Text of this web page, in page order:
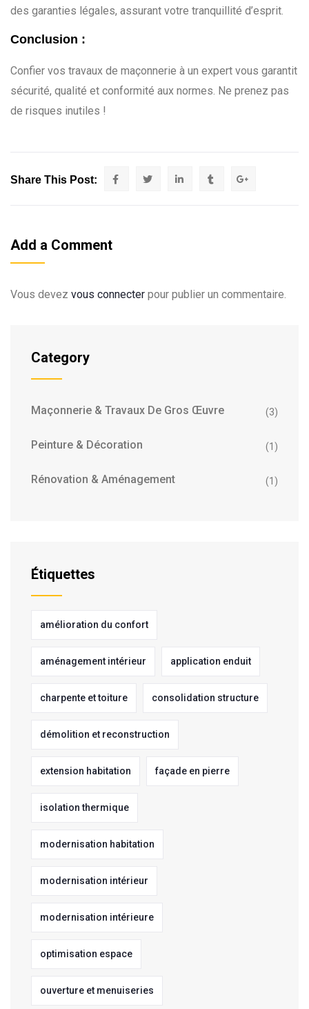
des garanties légales, assurant votre tranquillité d’esprit.
Conclusion :
Confier vos travaux de maçonnerie à un expert vous garantit
sécurité, qualité et conformité aux normes. Ne prenez pas
de risques inutiles !
Share This Post:
Add a Comment
Vous devez vous connecter pour publier un commentaire.
Category
Maçonnerie & Travaux De Gros Œuvre (3)
Peinture & Décoration (1)
Rénovation & Aménagement (1)
Étiquettes
amélioration du confort
aménagement intérieur application enduit
charpente et toiture consolidation structure
démolition et reconstruction
extension habitation façade en pierre
isolation thermique
modernisation habitation
modernisation intérieur
modernisation intérieure
optimisation espace
ouverture et menuiseries